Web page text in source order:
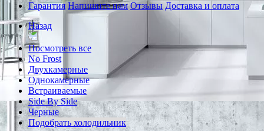
Гарантия Напишите нам Отзывы Доставка и оплата
Назад
Посмотреть все
No Frost
Двухкамерные
Однокамерные
Встраиваемые
Side By Side
Черные
Подобрать холодильник